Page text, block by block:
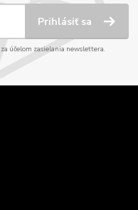
Prihlásiť sa
za účelom zasielania newslettera.